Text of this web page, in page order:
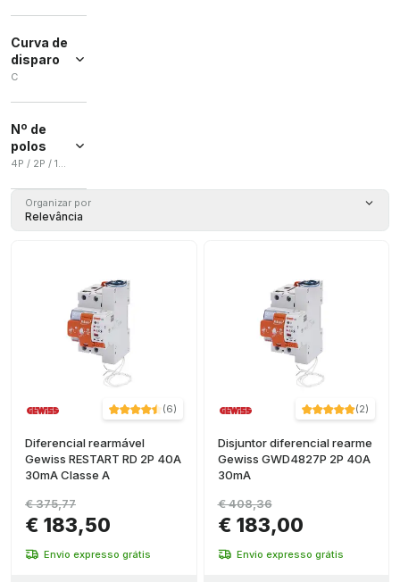
Curva de
disparo
C
Nº de
polos
4P / 2P / 1P+N
2P (16)
Organizar por
Relevância
(6)
Diferencial rearmável
Gewiss RESTART RD 2P 40A
30mA Classe A
€ 183,50
€ 375,77
Envio expresso grátis
(2)
Disjuntor diferencial rearme
Gewiss GWD4827P 2P 40A
30mA
€ 183,00
€ 408,36
Envio expresso grátis